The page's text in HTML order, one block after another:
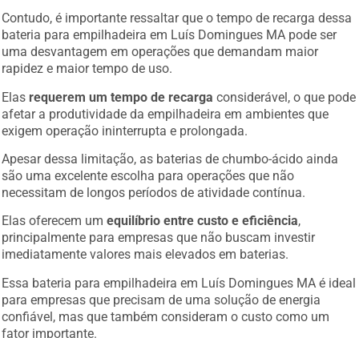
Contudo, é importante ressaltar que o tempo de recarga dessa
bateria para empilhadeira em Luís Domingues MA pode ser
uma desvantagem em operações que demandam maior
rapidez e maior tempo de uso.
Elas requerem um tempo de recarga considerável, o que pode
afetar a produtividade da empilhadeira em ambientes que
exigem operação ininterrupta e prolongada.
Apesar dessa limitação, as baterias de chumbo-ácido ainda
são uma excelente escolha para operações que não
necessitam de longos períodos de atividade contínua.
Elas oferecem umequilíbrio entre custo e eficiência
principalmente para empresas que não buscam investir
imediatamente valores mais elevados em baterias.
Essa bateria para empilhadeira em Luís Domingues MA é ideal
para empresas que precisam de uma solução de energia
confiável, mas que também consideram o custo como um
fator importante.